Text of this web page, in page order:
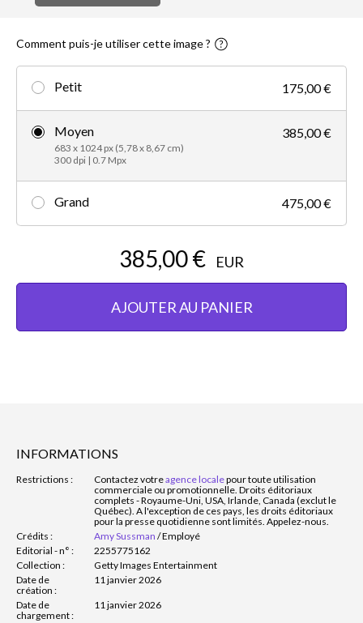
Comment puis-je utiliser cette image ?
Petit 175,00 €
Moyen
683 x 1024 px (5,78 x 8,67 cm)
300 dpi | 0.7 Mpx
385,00 €
Grand 475,00 €
385,00 € EUR
AJOUTER AU PANIER
INFORMATIONS
Restrictions : Contactez votreagence localepour toute utilisation
commerciale ou promotionnelle. Droits éditoriaux
complets - Royaume-Uni, USA, Irlande, Canada (exclut le
Québec). A l'exception de ces pays, les droits éditoriaux
pour la presse quotidienne sont limités. Appelez-nous.
Crédits :
Amy Sussman /Employé
Editorial - n° :
2255775162
Collection :
Getty Images Entertainment
Date de
création :
11 janvier 2026
Date de
chargement :
11 janvier 2026